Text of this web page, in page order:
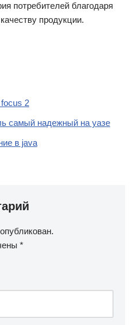
потребителей благодаря
продукции.
2
самый надежный на уазе
в java
*